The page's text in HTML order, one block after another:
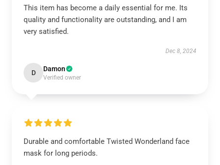
This item has become a daily essential for me. Its
quality and functionality are outstanding, and I am
very satisfied.
Dec 8, 2024
D Damon
Verified owner
Durable and comfortable Twisted Wonderland face
mask for long periods.